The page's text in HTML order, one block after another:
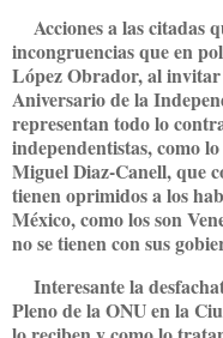
Acciones a las citadas
incongruencias que en
López Obrador, al
Aniversario de la
representan todo lo
independentistas, como
Miguel Diaz-Canell, que
tienen oprimidos a los
México, como los son
no se tienen con sus
Interesante la
Pleno de la ONU en la